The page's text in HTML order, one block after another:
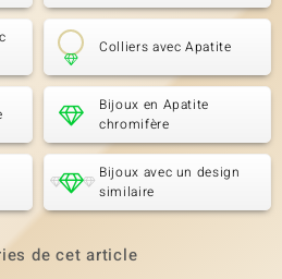
Colliers avec Apatite
Bijoux en Apatite
chromifère
Bijoux avec un design
similaire
de cet article